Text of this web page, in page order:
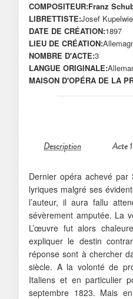
COMPOSITEUR:Franz
LIBRETTISTE:Josef
DATE DE CRÉATION:1897
LIEU DE CRÉATION:
NOMBRE D'ACTE:3
LANGUE ORIGINALE:
MAISON D'OPÉRA DE LA
Description Acte 1
Dernier opéra achevé par
lyriques malgré ses
l’auteur, il aura fallu
sévèrement amputée. La
L’œuvre fut alors
expliquer le destin
réponse sont à chercher
siècle. A la volonté de
Italiens et en particulier
septembre 1823. Mais